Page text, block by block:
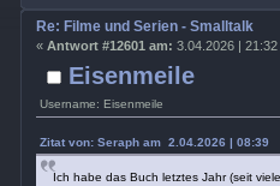
Eisenmeile
Username: Eisenmeile
Re: Filme und Serien - Smalltalk
« Antwort #12601 am: 3.04.2026 | 21:32
Zitat von: Seraph am 2.04.2026 | 08:39
Ich habe das Buch letztes Jahr (seit